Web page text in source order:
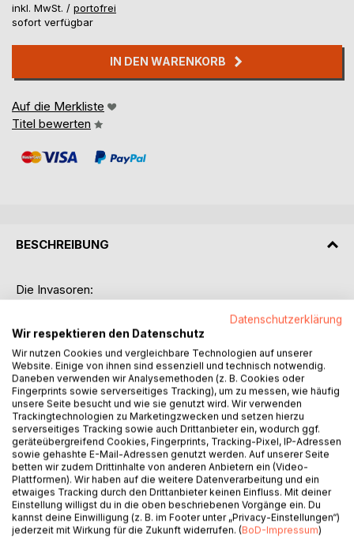
inkl. MwSt. / portofrei
sofort verfügbar
IN DEN WARENKORB
Auf die Merkliste
Titel bewerten
BESCHREIBUNG
Die Invasoren:
Außerirdischen. Doch statt Frieden und Freiheit zu bringen,
führen die rivalisierenden Keymon und Akkato ihren eigenen
Krieg auf dem Schlachtfeld Erde. Doch die Akkato wissen
die Ausdauer und Zähigkeit der Menschen zu schätzen und
für sich zu nutzen. Doch der Aufbruch der Menschheit, in
die Weiten der Galaxis, führt sie direkt hinein in das Chaos
eines intergalktischen Krieges, der schon seit
Jahrtausenden tobt.So beginnt auch die Geschichte von
Dominic Porter, der mit etwas Glück auf einem der Schiffe
der Akkato anheuern kann.
NOMADS
So werden die Menschen von den vielen Rassen der
Milchstrasse genannt. Als Überlebende und Flüchtlinge,
Datenschutzerklärung
Wir respektieren den Datenschutz
Wir nutzen Cookies und vergleichbare Technologien auf unserer
Website. Einige von ihnen sind essenziell und technisch notwendig.
Daneben verwenden wir Analysemethoden (z. B. Cookies oder
Fingerprints sowie serverseitiges Tracking), um zu messen, wie häufig
unsere Seite besucht und wie sie genutzt wird. Wir verwenden
Trackingtechnologien zu Marketingzwecken und setzen hierzu
serverseitiges Tracking sowie auch Drittanbieter ein, wodurch ggf.
geräteübergreifend Cookies, Fingerprints, Tracking-Pixel, IP-Adressen
sowie gehashte E-Mail-Adressen genutzt werden. Auf unserer Seite
betten wir zudem Drittinhalte von anderen Anbietern ein (Video-
Plattformen). Wir haben auf die weitere Datenverarbeitung und ein
etwaiges Tracking durch den Drittanbieter keinen Einfluss. Mit deiner
Einstellung willigst du in die oben beschriebenen Vorgänge ein. Du
kannst deine Einwilligung (z. B. im Footer unter „Privacy-Einstellungen“)
jederzeit mit Wirkung für die Zukunft widerrufen. (BoD-Impressum)